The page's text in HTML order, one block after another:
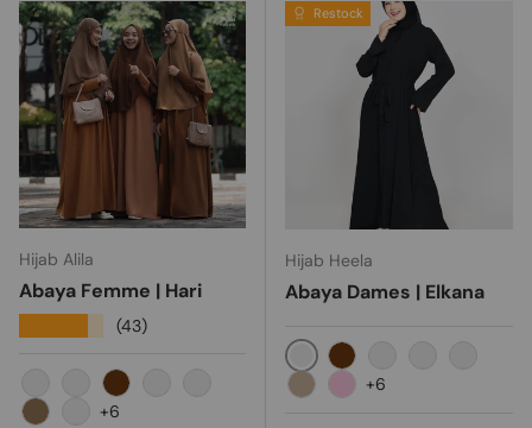
Hijab Alila
Abaya Femme | Hari
(43)
CannelleOlive clairCaramel
Gris tourterelle
+6
Restock
Hijab Heela
Abaya Dames | Elkana
Noir CaramelBrun choco
+6